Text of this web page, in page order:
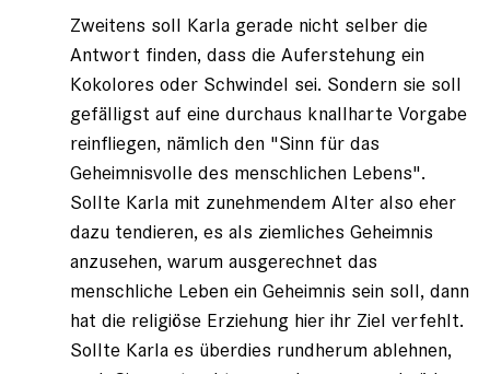
Zweitens soll Karla gerade nicht selber die
Antwort finden, dass die Auferstehung ein
Kokolores oder Schwindel sei. Sondern sie soll
gefälligst auf eine durchaus knallharte Vorgabe
reinfliegen, nämlich den "Sinn für das
Geheimnisvolle des menschlichen Lebens".
Sollte Karla mit zunehmendem Alter also eher
dazu tendieren, es als ziemliches Geheimnis
anzusehen, warum ausgerechnet das
menschliche Leben ein Geheimnis sein soll, dann
hat die religiöse Erziehung hier ihr Ziel verfehlt.
Sollte Karla es überdies rundherum ablehnen,